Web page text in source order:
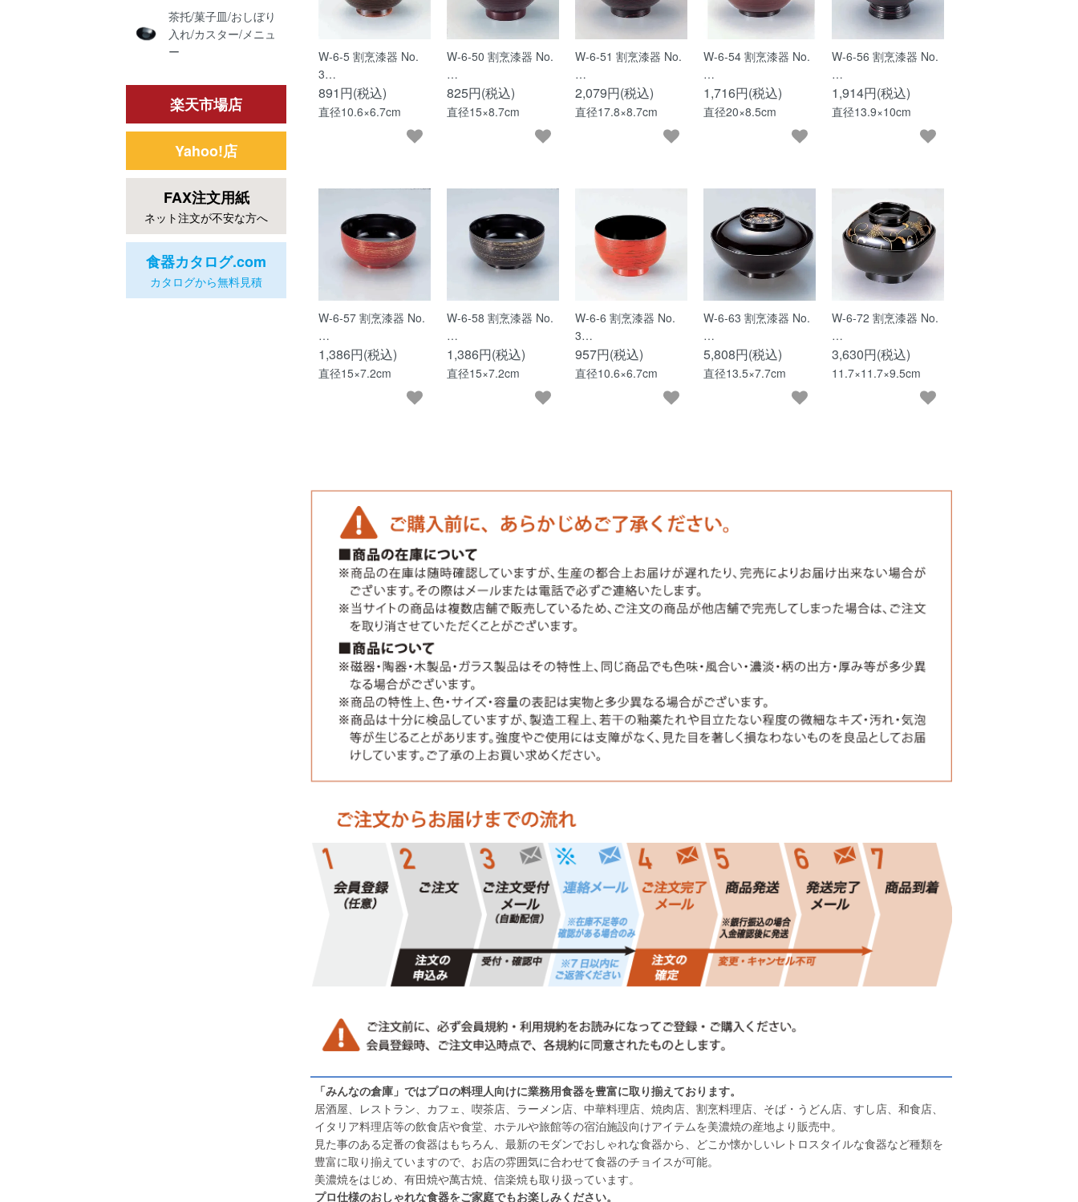
茶托/菓子皿/おしぼり
入れ/カスター/メニュ
ー
楽天市場店
Yahoo!店
FAX注文用紙
ネット注文が不安な方へ
食器カタログ.com
カタログから無料見積
W-6-5 割烹漆器 No.
3…
891円(税込)
直径10.6×6.7cm
W-6-50 割烹漆器 No.
…
825円(税込)
直径15×8.7cm
W-6-51 割烹漆器 No.
…
2,079円(税込)
直径17.8×8.7cm
W-6-54 割烹漆器 No.
…
1,716円(税込)
直径20×8.5cm
W-6-56 割烹漆器 No.
…
1,914円(税込)
直径13.9×10cm
W-6-57 割烹漆器 No.
…
1,386円(税込)
直径15×7.2cm
W-6-58 割烹漆器 No.
…
1,386円(税込)
直径15×7.2cm
W-6-6 割烹漆器 No.
3…
957円(税込)
直径10.6×6.7cm
W-6-63 割烹漆器 No.
…
5,808円(税込)
直径13.5×7.7cm
W-6-72 割烹漆器 No.
…
3,630円(税込)
11.7×11.7×9.5cm
「みんなの倉庫」ではプロの料理人向けに業務用食器を豊富に取り揃えております。
居酒屋、レストラン、カフェ、喫茶店、ラーメン店、中華料理店、焼肉店、割烹料理店、そば・うどん店、すし店、和食店、
イタリア料理店等の飲食店や食堂、ホテルや旅館等の宿泊施設向けアイテムを美濃焼の産地より販売中。
見た事のある定番の食器はもちろん、最新のモダンでおしゃれな食器から、どこか懐かしいレトロスタイルな食器など種類を
豊富に取り揃えていますので、お店の雰囲気に合わせて食器のチョイスが可能。
美濃焼をはじめ、有田焼や萬古焼、信楽焼も取り扱っています。
プロ仕様のおしゃれな食器をご家庭でもお楽しみください。